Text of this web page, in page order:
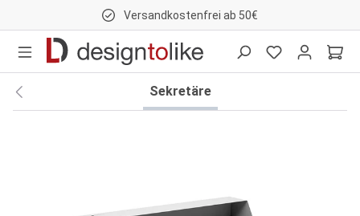
Versandkostenfrei ab 50€
Sekretäre